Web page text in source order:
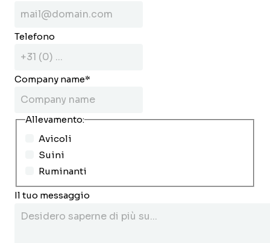
Telefono
Company name*
Allevamento:
Avicoli
Suini
Ruminanti
Il tuo messaggio